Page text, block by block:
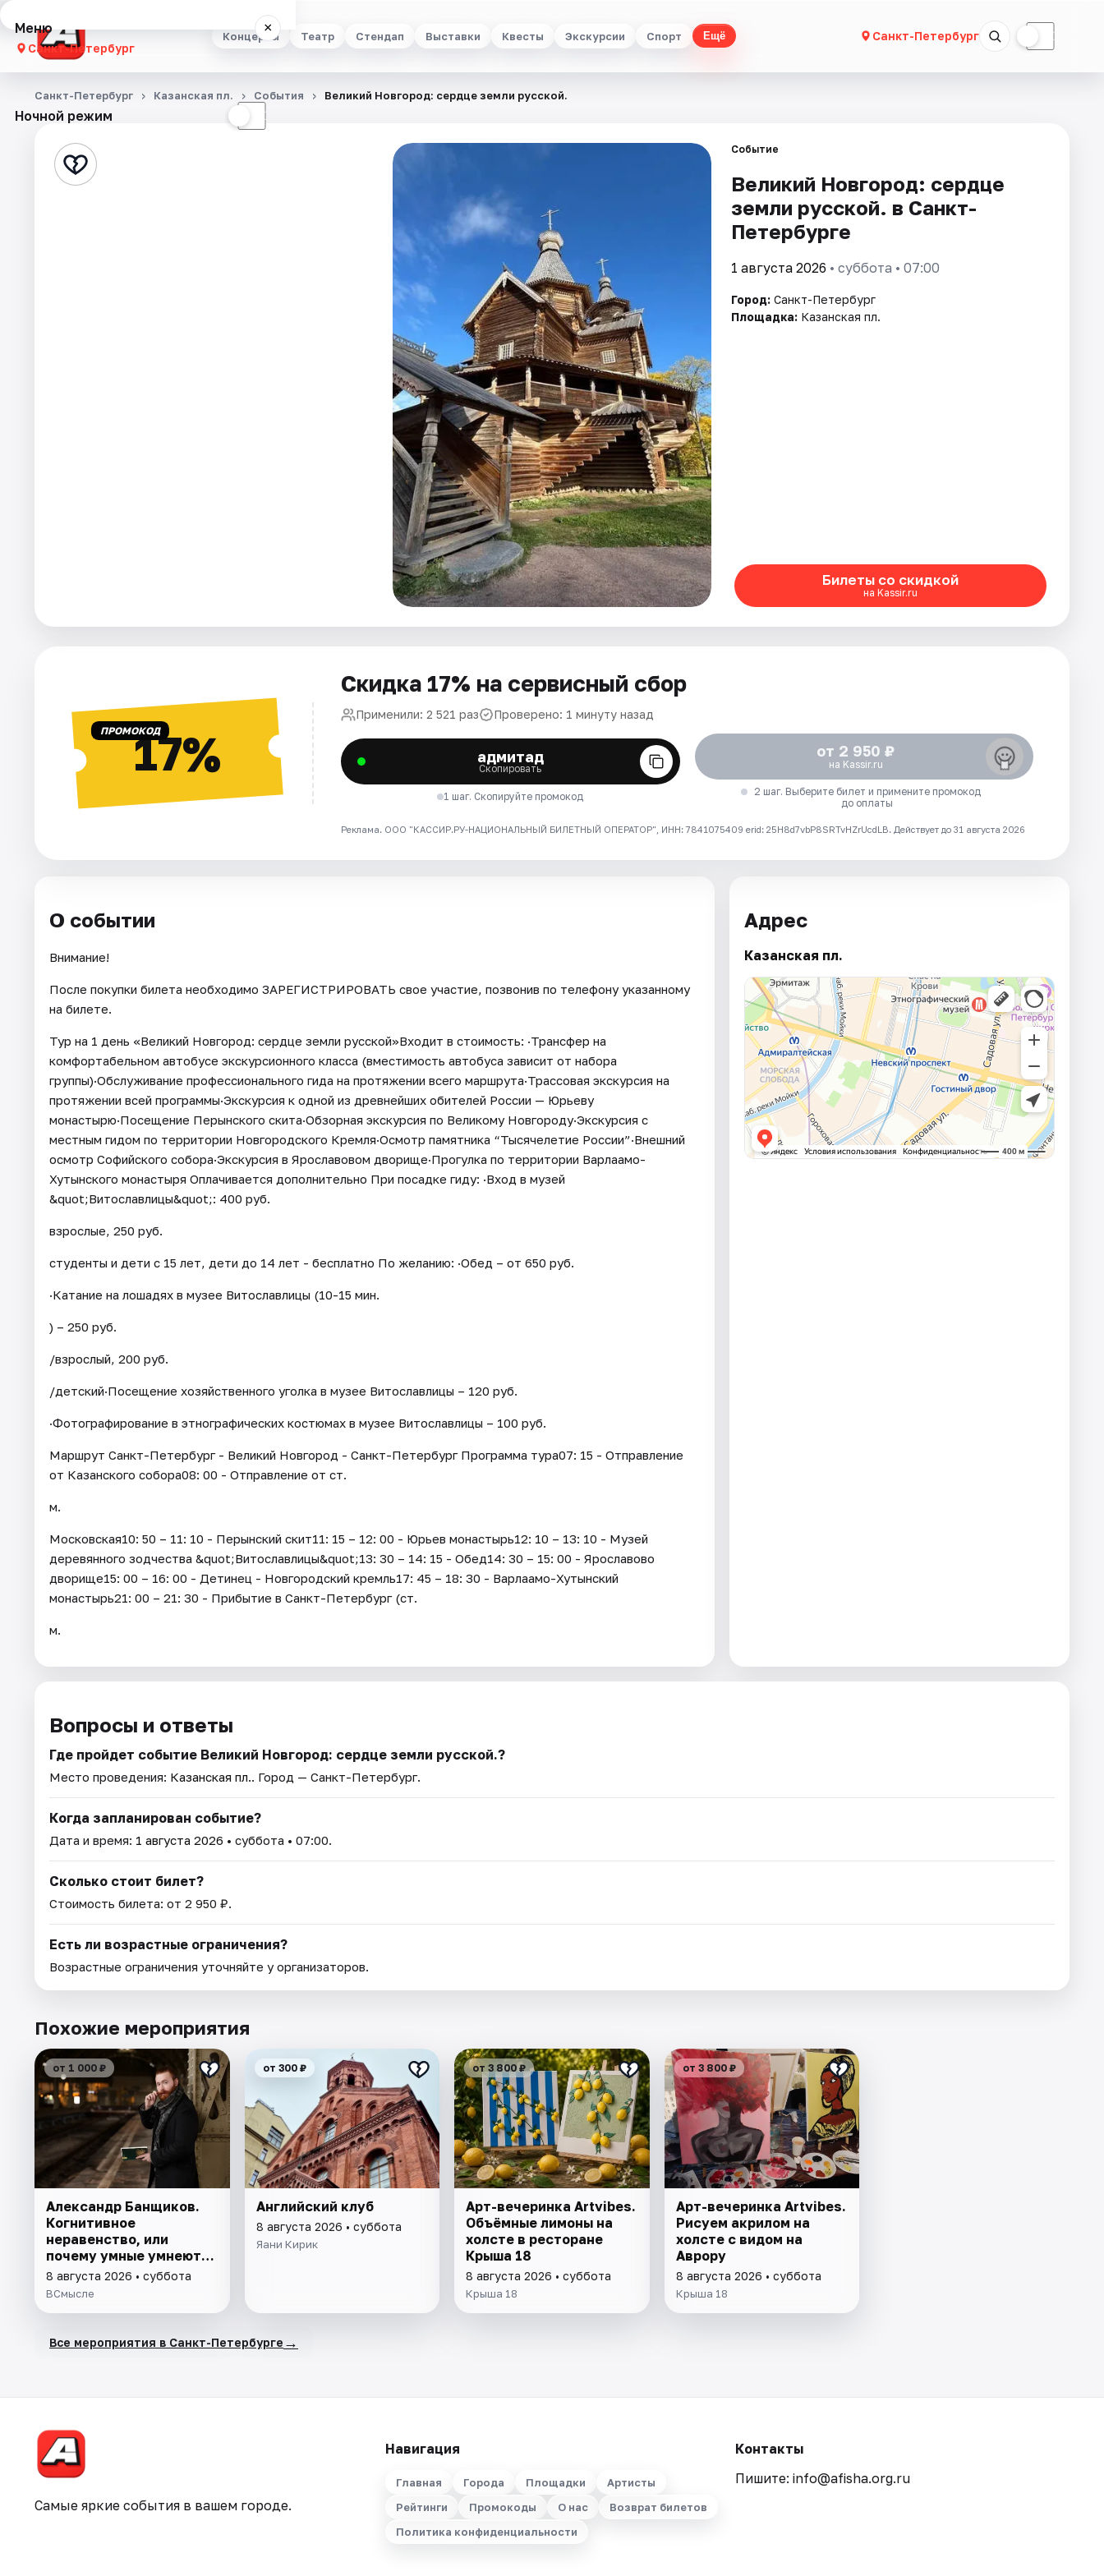
Концерты Театр Стендап Выставки Квесты Экскурсии Спорт Ещё Санкт-Петербург ☾
Меню ×
Санкт-Петербург
Концерты
Стендап
Ночной режим ☾
Санкт-Петербург Казанская пл. События Великий Новгород: сердце земли русской.
Событие
Великий Новгород: сердце
земли русской. в Санкт-
Петербурге
1 августа 2026 • суббота • 07:00
Город: Санкт-Петербург
Площадка: Казанская пл.
Билеты со скидкой
на Kassir.ru
ПРОМОКОД17%
Скидка 17% на сервисный сбор
Применили: 2 521 раз Проверено: 1 минуту назад
адмитад
Скопировать
1 шаг. Скопируйте промокод
от 2 950 ₽
на Kassir.ru
2 шаг. Выберите билет и примените промокод
до оплаты
Реклама. ООО "КАССИР.РУ-НАЦИОНАЛЬНЫЙ БИЛЕТНЫЙ ОПЕРАТОР", ИНН: 7841075409 erid: 25H8d7vbP8SRTvHZrUcdLB. Действует до 31 августа 2026
О событии
Внимание!
После покупки билета необходимо ЗАРЕГИСТРИРОВАТЬ свое участие, позвонив по телефону указанному
на билете.
Тур на 1 день «Великий Новгород: сердце земли русской»Входит в стоимость: ·Трансфер на
комфортабельном автобусе экскурсионного класса (вместимость автобуса зависит от набора
группы)·Обслуживание профессионального гида на протяжении всего маршрута·Трассовая экскурсия на
протяжении всей программы·Экскурсия к одной из древнейших обителей России — Юрьеву
монастырю·Посещение Перынского скита·Обзорная экскурсия по Великому Новгороду·Экскурсия с
местным гидом по территории Новгородского Кремля·Осмотр памятника “Тысячелетие России”·Внешний
осмотр Софийского собора·Экскурсия в Ярославовом дворище·Прогулка по территории Варлаамо-
Хутынского монастыря Оплачивается дополнительно При посадке гиду: ·Вход в музей
&quot;Витославлицы&quot;: 400 руб.
взрослые, 250 руб.
студенты и дети с 15 лет, дети до 14 лет - бесплатно По желанию: ·Обед – от 650 руб.
·Катание на лошадях в музее Витославлицы (10-15 мин.
) – 250 руб.
/взрослый, 200 руб.
/детский·Посещение хозяйственного уголка в музее Витославлицы – 120 руб.
·Фотографирование в этнографических костюмах в музее Витославлицы – 100 руб.
Маршрут Санкт-Петербург - Великий Новгород - Санкт-Петербург Программа тура07: 15 - Отправление
от Казанского собора08: 00 - Отправление от ст.
м.
Московская10: 50 – 11: 10 - Перынский скит11: 15 – 12: 00 - Юрьев монастырь12: 10 – 13: 10 - Музей
деревянного зодчества &quot;Витославлицы&quot;13: 30 – 14: 15 - Обед14: 30 – 15: 00 - Ярославово
дворище15: 00 – 16: 00 - Детинец - Новгородский кремль17: 45 – 18: 30 - Варлаамо-Хутынский
монастырь21: 00 – 21: 30 - Прибытие в Санкт-Петербург (ст.
м.
Адрес
Казанская пл.
Вопросы и ответы
Где пройдет событие Великий Новгород: сердце земли русской.?
Место проведения: Казанская пл.. Город — Санкт-Петербург.
Когда запланирован событие?
Дата и время: 1 августа 2026 • суббота • 07:00.
Сколько стоит билет?
Стоимость билета: от 2 950 ₽.
Есть ли возрастные ограничения?
Возрастные ограничения уточняйте у организаторов.
Похожие мероприятия
от 1 000 ₽
Александр Банщиков.
Когнитивное
неравенство, или
почему умные умнеют, а
глупые глупеют
8 августа 2026 • суббота
ВСмысле
от 300 ₽
Английский клуб
8 августа 2026 • суббота
Яани Кирик
от 3 800 ₽
Арт-вечеринка Artvibes.
Объёмные лимоны на
холсте в ресторане
Крыша 18
8 августа 2026 • суббота
Крыша 18
от 3 800 ₽
Арт-вечеринка Artvibes.
Рисуем акрилом на
холсте с видом на
Аврору
8 августа 2026 • суббота
Крыша 18
Все мероприятия в Санкт-Петербурге →
Самые яркие события в вашем городе.
Навигация
Главная Города Площадки
Артисты
Рейтинги
Промокоды О нас
Возврат билетов
Политика конфиденциальности
Контакты
Пишите: info@afisha.org.ru